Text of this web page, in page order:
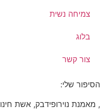
צמיחה נשית
בלוג
צור קשר
הסיפור שלי:
, מאמנת נוירופידבק, אשת